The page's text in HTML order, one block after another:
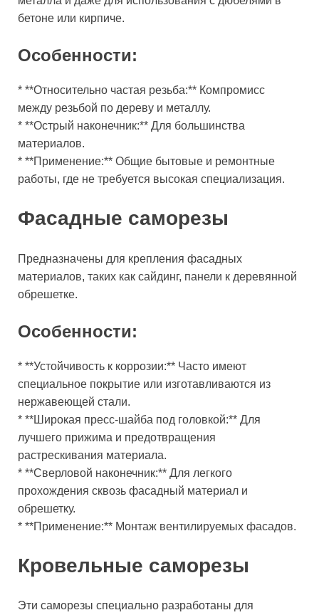
бетоне или кирпиче.
Особенности:
* **Относительно частая резьба:** Компромисс
между резьбой по дереву и металлу.
* **Острый наконечник:** Для большинства
материалов.
* **Применение:** Общие бытовые и ремонтные
работы, где не требуется высокая специализация.
Фасадные саморезы
Предназначены для крепления фасадных
материалов, таких как сайдинг, панели к деревянной
обрешетке.
Особенности:
* **Устойчивость к коррозии:** Часто имеют
специальное покрытие или изготавливаются из
нержавеющей стали.
* **Широкая пресс-шайба под головкой:** Для
лучшего прижима и предотвращения
растрескивания материала.
* **Сверловой наконечник:** Для легкого
прохождения сквозь фасадный материал и
обрешетку.
* **Применение:** Монтаж вентилируемых фасадов.
Кровельные саморезы
Эти саморезы специально разработаны для